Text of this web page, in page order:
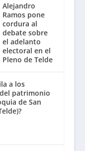
Alejandro
Ramos pone
cordura al
debate sobre
el adelanto
electoral en el
Pleno de Telde
a los
patrimonio
de San